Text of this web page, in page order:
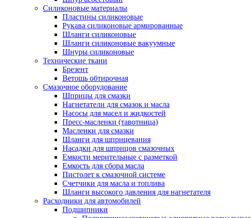
Силиконовые материалы
Пластины силиконовые
Рукава силиконовые армированные
Шланги силиконовые
Шланги силиконовые вакуумные
Шнуры силиконовые
Технические ткани
Брезент
Ветошь обтирочная
Смазочное оборудование
Шприцы для смазки
Нагнетатели для смазок и масла
Насосы для масел и жидкостей
Пресс-масленки (тавотница)
Масленки для смазки
Шланги для шприцевания
Насадки для шприцов смазочных
Емкости мерительные с разметкой
Емкость для сбора масла
Пистолет к смазочной системе
Счетчики для масла и топлива
Шланги высокого давления для нагнетателя
Расходники для автомобилей
Подшипники